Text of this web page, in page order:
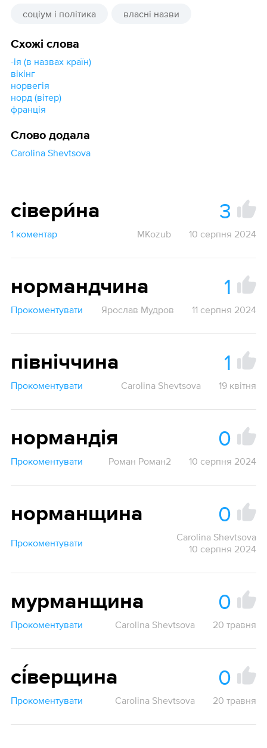
соціум і політика власні назви
Схожі слова
-ія (в назвах країн)
вікінг
норвегія
норд (вітер)
франція
Слово додала
Carolina Shevtsova
сівери́на 3
1 коментар MKozub 10 серпня 2024
нормандчина 1
Прокоментувати Ярослав Мудров 11 серпня 2024
північчина 1
Прокоментувати Carolina Shevtsova 19 квітня
нормандія 0
Прокоментувати Роман Роман2 10 серпня 2024
норманщина 0
Прокоментувати
Carolina Shevtsova
10 серпня 2024
мурманщина 0
Прокоментувати Carolina Shevtsova 20 травня
сі́верщина 0
Прокоментувати Carolina Shevtsova 20 травня